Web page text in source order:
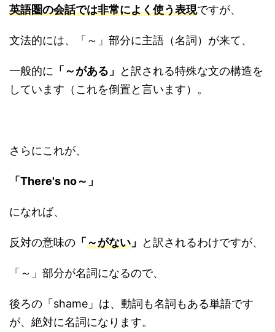
英語圏の会話では非常によく使う表現ですが、
文法的には、「～」部分に主語（名詞）が来て、
一般的に 「～がある」
と訳される特殊な文の構造を
しています（これを倒置と言います）。
さらにこれが、
「There's no～」
になれば、
反対の意味の 「 ～がない 」 と訳されるわけですが、
「～」部分が名詞になるので、
後ろの「shame」は、動詞も名詞もある単語です
が、絶対に名詞になります。